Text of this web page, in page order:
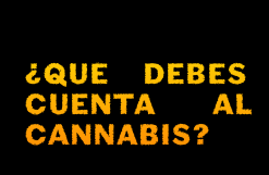
¿QUÉ
CUENTA AL
CANNABIS?